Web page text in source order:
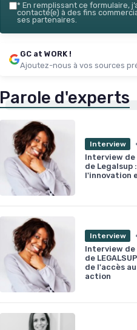
* En remplissant ce formulaire,
contacté(e) à des fins
ses partenaires.
GC at WORK !
Ajoutez-nous à vos sources
Parole d'experts
Interview •
Interview de
de Legalsup
l'innovation
Interview •
Interview de
de
de l'accès au
action